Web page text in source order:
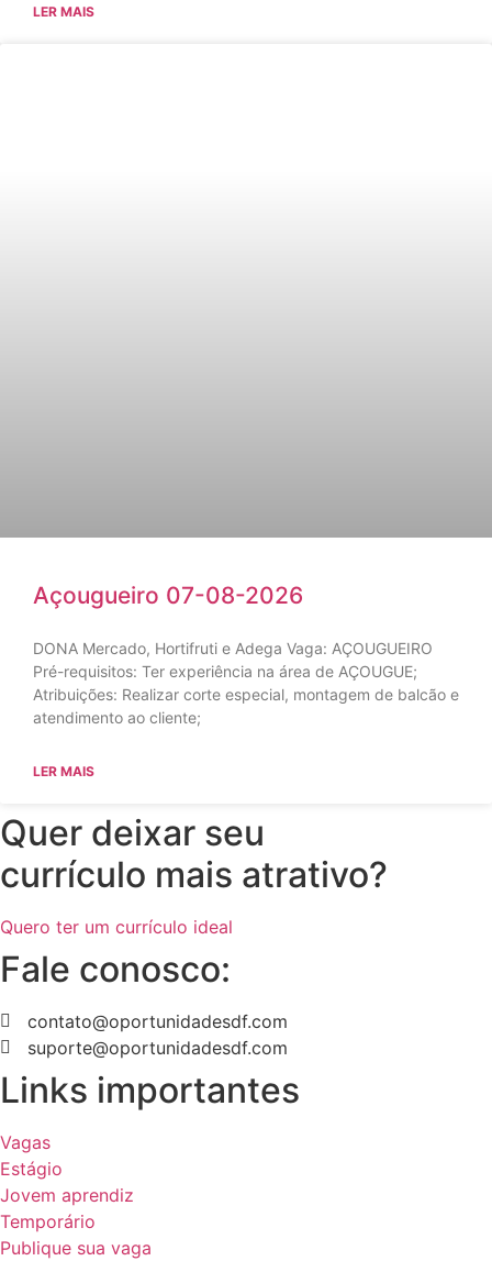
LER MAIS
Açougueiro 07-08-2026
DONA Mercado, Hortifruti e Adega Vaga: AÇOUGUEIRO
Pré-requisitos: Ter experiência na área de AÇOUGUE;
Atribuições: Realizar corte especial, montagem de balcão e
atendimento ao cliente;
LER MAIS
Quer deixar seu
currículo mais atrativo?
Quero ter um currículo ideal
Fale conosco:
contato@oportunidadesdf.com
suporte@oportunidadesdf.com
Links importantes
Vagas
Estágio
Jovem aprendiz
Temporário
Publique sua vaga